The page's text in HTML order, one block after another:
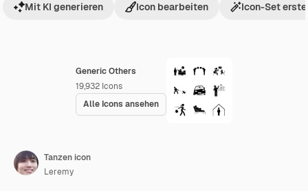
Generic Others
19,932 Icons
Alle Icons ansehen
Mit KI generieren Icon bearbeiten Icon-Set
Tanzen icon
Leremy